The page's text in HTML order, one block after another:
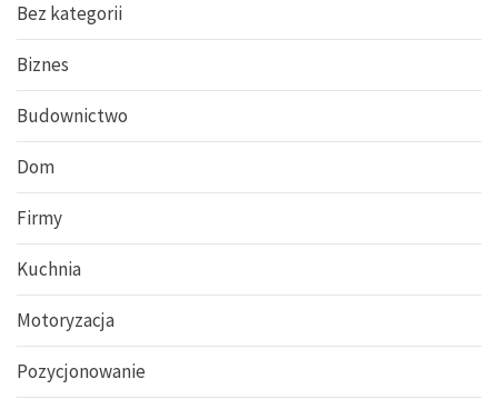
Bez kategorii
Biznes
Budownictwo
Dom
Firmy
Kuchnia
Motoryzacja
Pozycjonowanie